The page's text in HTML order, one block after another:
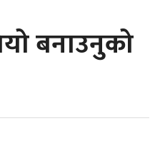
बनाउनुको